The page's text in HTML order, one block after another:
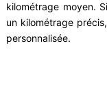
kilométrage moyen.
un kilométrage
personnalisée.